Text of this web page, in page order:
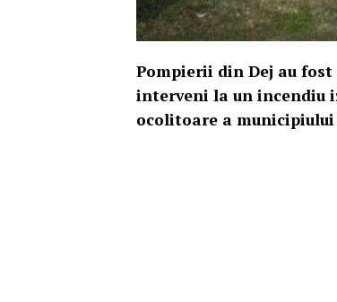
Pompierii din Dej au
interveni la un incendiu
ocolitoare a municipiului